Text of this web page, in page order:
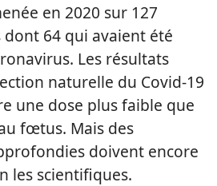
en 2020 sur 127
64 qui avaient été
Les résultats
naturelle du Covid-19
une dose plus faible que
fœtus. Mais des
doivent encore
les scientifiques.